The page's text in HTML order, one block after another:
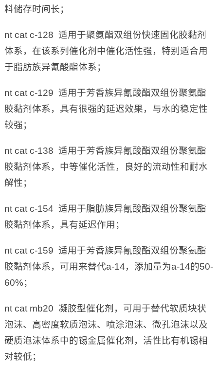
料储存时间长；
nt cat c-128 适用于聚氨酯双组份快速固化胶黏剂
体系，在该系列催化剂中催化活性强，特别适合用
于脂肪族异氰酸酯体系；
nt cat c-129 适用于芳香族异氰酸酯双组份聚氨酯
胶黏剂体系，具有很强的延迟效果，与水的稳定性
较强；
nt cat c-138 适用于芳香族异氰酸酯双组份聚氨酯
胶黏剂体系，中等催化活性，良好的流动性和耐水
解性；
nt cat c-154 适用于脂肪族异氰酸酯双组份聚氨酯
胶黏剂体系，具有延迟作用；
nt cat c-159 适用于芳香族异氰酸酯双组份聚氨酯
胶黏剂体系，可用来替代a-14，添加量为a-14的50-
60%；
nt cat mb20 凝胶型催化剂，可用于替代软质块状
泡沫、高密度软质泡沫、喷涂泡沫、微孔泡沫以及
硬质泡沫体系中的锡金属催化剂，活性比有机锡相
对较低；